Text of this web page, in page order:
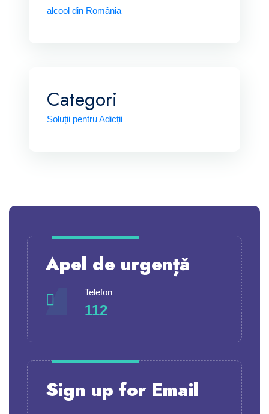
alcool din România
Categori
Soluții pentru Adicții
Apel de urgență
Telefon
112
Sign up for Email